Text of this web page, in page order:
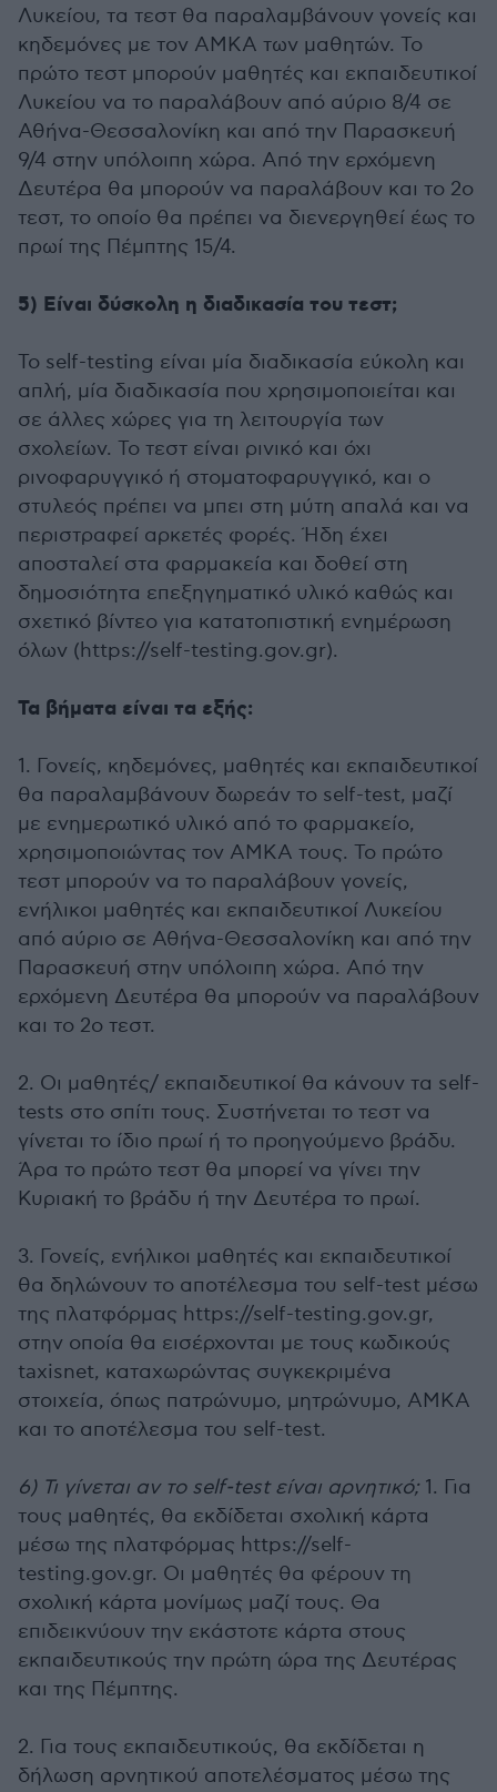
Λυκείου, τα τεστ θα παραλαμβάνουν γονείς και
κηδεμόνες με τον ΑΜΚΑ των μαθητών. Το
πρώτο τεστ μπορούν μαθητές και εκπαιδευτικοί
Λυκείου να το παραλάβουν από αύριο 8/4 σε
Αθήνα-Θεσσαλονίκη και από την Παρασκευή
9/4 στην υπόλοιπη χώρα. Από την ερχόμενη
Δευτέρα θα μπορούν να παραλάβουν και το 2ο
τεστ, το οποίο θα πρέπει να διενεργηθεί έως το
πρωί της Πέμπτης 15/4.
5) Είναι δύσκολη η διαδικασία του τεστ;
Το self-testing είναι μία διαδικασία εύκολη και
απλή, μία διαδικασία που χρησιμοποιείται και
σε άλλες χώρες για τη λειτουργία των
σχολείων. Το τεστ είναι ρινικό και όχι
ρινοφαρυγγικό ή στοματοφαρυγγικό, και ο
στυλεός πρέπει να μπει στη μύτη απαλά και να
περιστραφεί αρκετές φορές. Ήδη έχει
αποσταλεί στα φαρμακεία και δοθεί στη
δημοσιότητα επεξηγηματικό υλικό καθώς και
σχετικό βίντεο για κατατοπιστική ενημέρωση
όλων (https://self-testing.gov.gr).
Τα βήματα είναι τα εξής:
1. Γονείς, κηδεμόνες, μαθητές και εκπαιδευτικοί
θα παραλαμβάνουν δωρεάν το self-test, μαζί
με ενημερωτικό υλικό από το φαρμακείο,
χρησιμοποιώντας τον ΑΜΚΑ τους. Το πρώτο
τεστ μπορούν να το παραλάβουν γονείς,
ενήλικοι μαθητές και εκπαιδευτικοί Λυκείου
από αύριο σε Αθήνα-Θεσσαλονίκη και από την
Παρασκευή στην υπόλοιπη χώρα. Από την
ερχόμενη Δευτέρα θα μπορούν να παραλάβουν
και το 2ο τεστ.
2. Οι μαθητές/ εκπαιδευτικοί θα κάνουν τα self-
tests στο σπίτι τους. Συστήνεται το τεστ να
γίνεται το ίδιο πρωί ή το προηγούμενο βράδυ.
Άρα το πρώτο τεστ θα μπορεί να γίνει την
Κυριακή το βράδυ ή την Δευτέρα το πρωί.
3. Γονείς, ενήλικοι μαθητές και εκπαιδευτικοί
θα δηλώνουν το αποτέλεσμα του self-test μέσω
της πλατφόρμας https://self-testing.gov.gr,
στην οποία θα εισέρχονται με τους κωδικούς
taxisnet, καταχωρώντας συγκεκριμένα
στοιχεία, όπως πατρώνυμο, μητρώνυμο, ΑΜΚΑ
και το αποτέλεσμα του self-test.
6) Τι γίνεται αν το self-test είναι αρνητικό;1. Για
τους μαθητές, θα εκδίδεται σχολική κάρτα
μέσω της πλατφόρμας https://self-
testing.gov.gr. Οι μαθητές θα φέρουν τη
σχολική κάρτα μονίμως μαζί τους. Θα
επιδεικνύουν την εκάστοτε κάρτα στους
εκπαιδευτικούς την πρώτη ώρα της Δευτέρας
και της Πέμπτης.
2. Για τους εκπαιδευτικούς, θα εκδίδεται η
δήλωση αρνητικού αποτελέσματος μέσω της